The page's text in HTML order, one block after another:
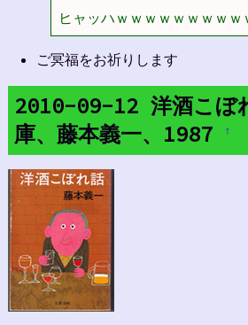
ヒャッハｗｗｗｗｗｗｗｗ
ご冥福をお祈りします
2010-09-12 洋酒こぼ
庫、藤本義一、1987
†